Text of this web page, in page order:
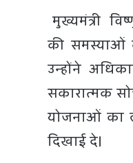
मुख्यमंत्री
की समस्याओं
उन्होंने
सकारात्मक
योजनाओं का
दिखाई दे।